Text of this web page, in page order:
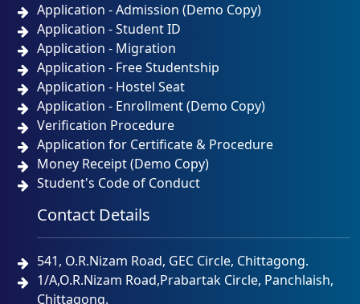
Application - Admission (Demo Copy)
Application - Student ID
Application - Migration
Application - Free Studentship
Application - Hostel Seat
Application - Enrollment (Demo Copy)
Verification Procedure
Application for Certificate & Procedure
Money Receipt (Demo Copy)
Student's Code of Conduct
Contact Details
541, O.R.Nizam Road, GEC Circle, Chittagong.
1/A,O.R.Nizam Road,Prabartak Circle, Panchlaish,
Chittagong.